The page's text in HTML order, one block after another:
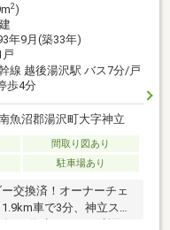
2)
年9月(築33年)
線 越後湯沢駅 バス7分/戸
歩4分
魚沼郡湯沢町大字神立
間取り図あり
駐車場あり
交換済！オーナーチェ
車で3分、神立スノ